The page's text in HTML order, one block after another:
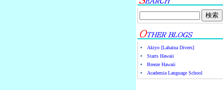
Akiyo [Lahaina Divers]
Starts Hawaii
Breeze Hawaii
Academia Language School